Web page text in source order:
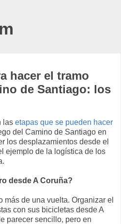
hacer el tramo
de Santiago: los
las etapas que se pueden hacer
del Camino de Santiago en
los desplazamientos desde el
ejemplo de la logística de los
desde A Coruña?
más de una vuelta. Organizar el
con sus bicicletas desde A
parecer sencillo, pero en